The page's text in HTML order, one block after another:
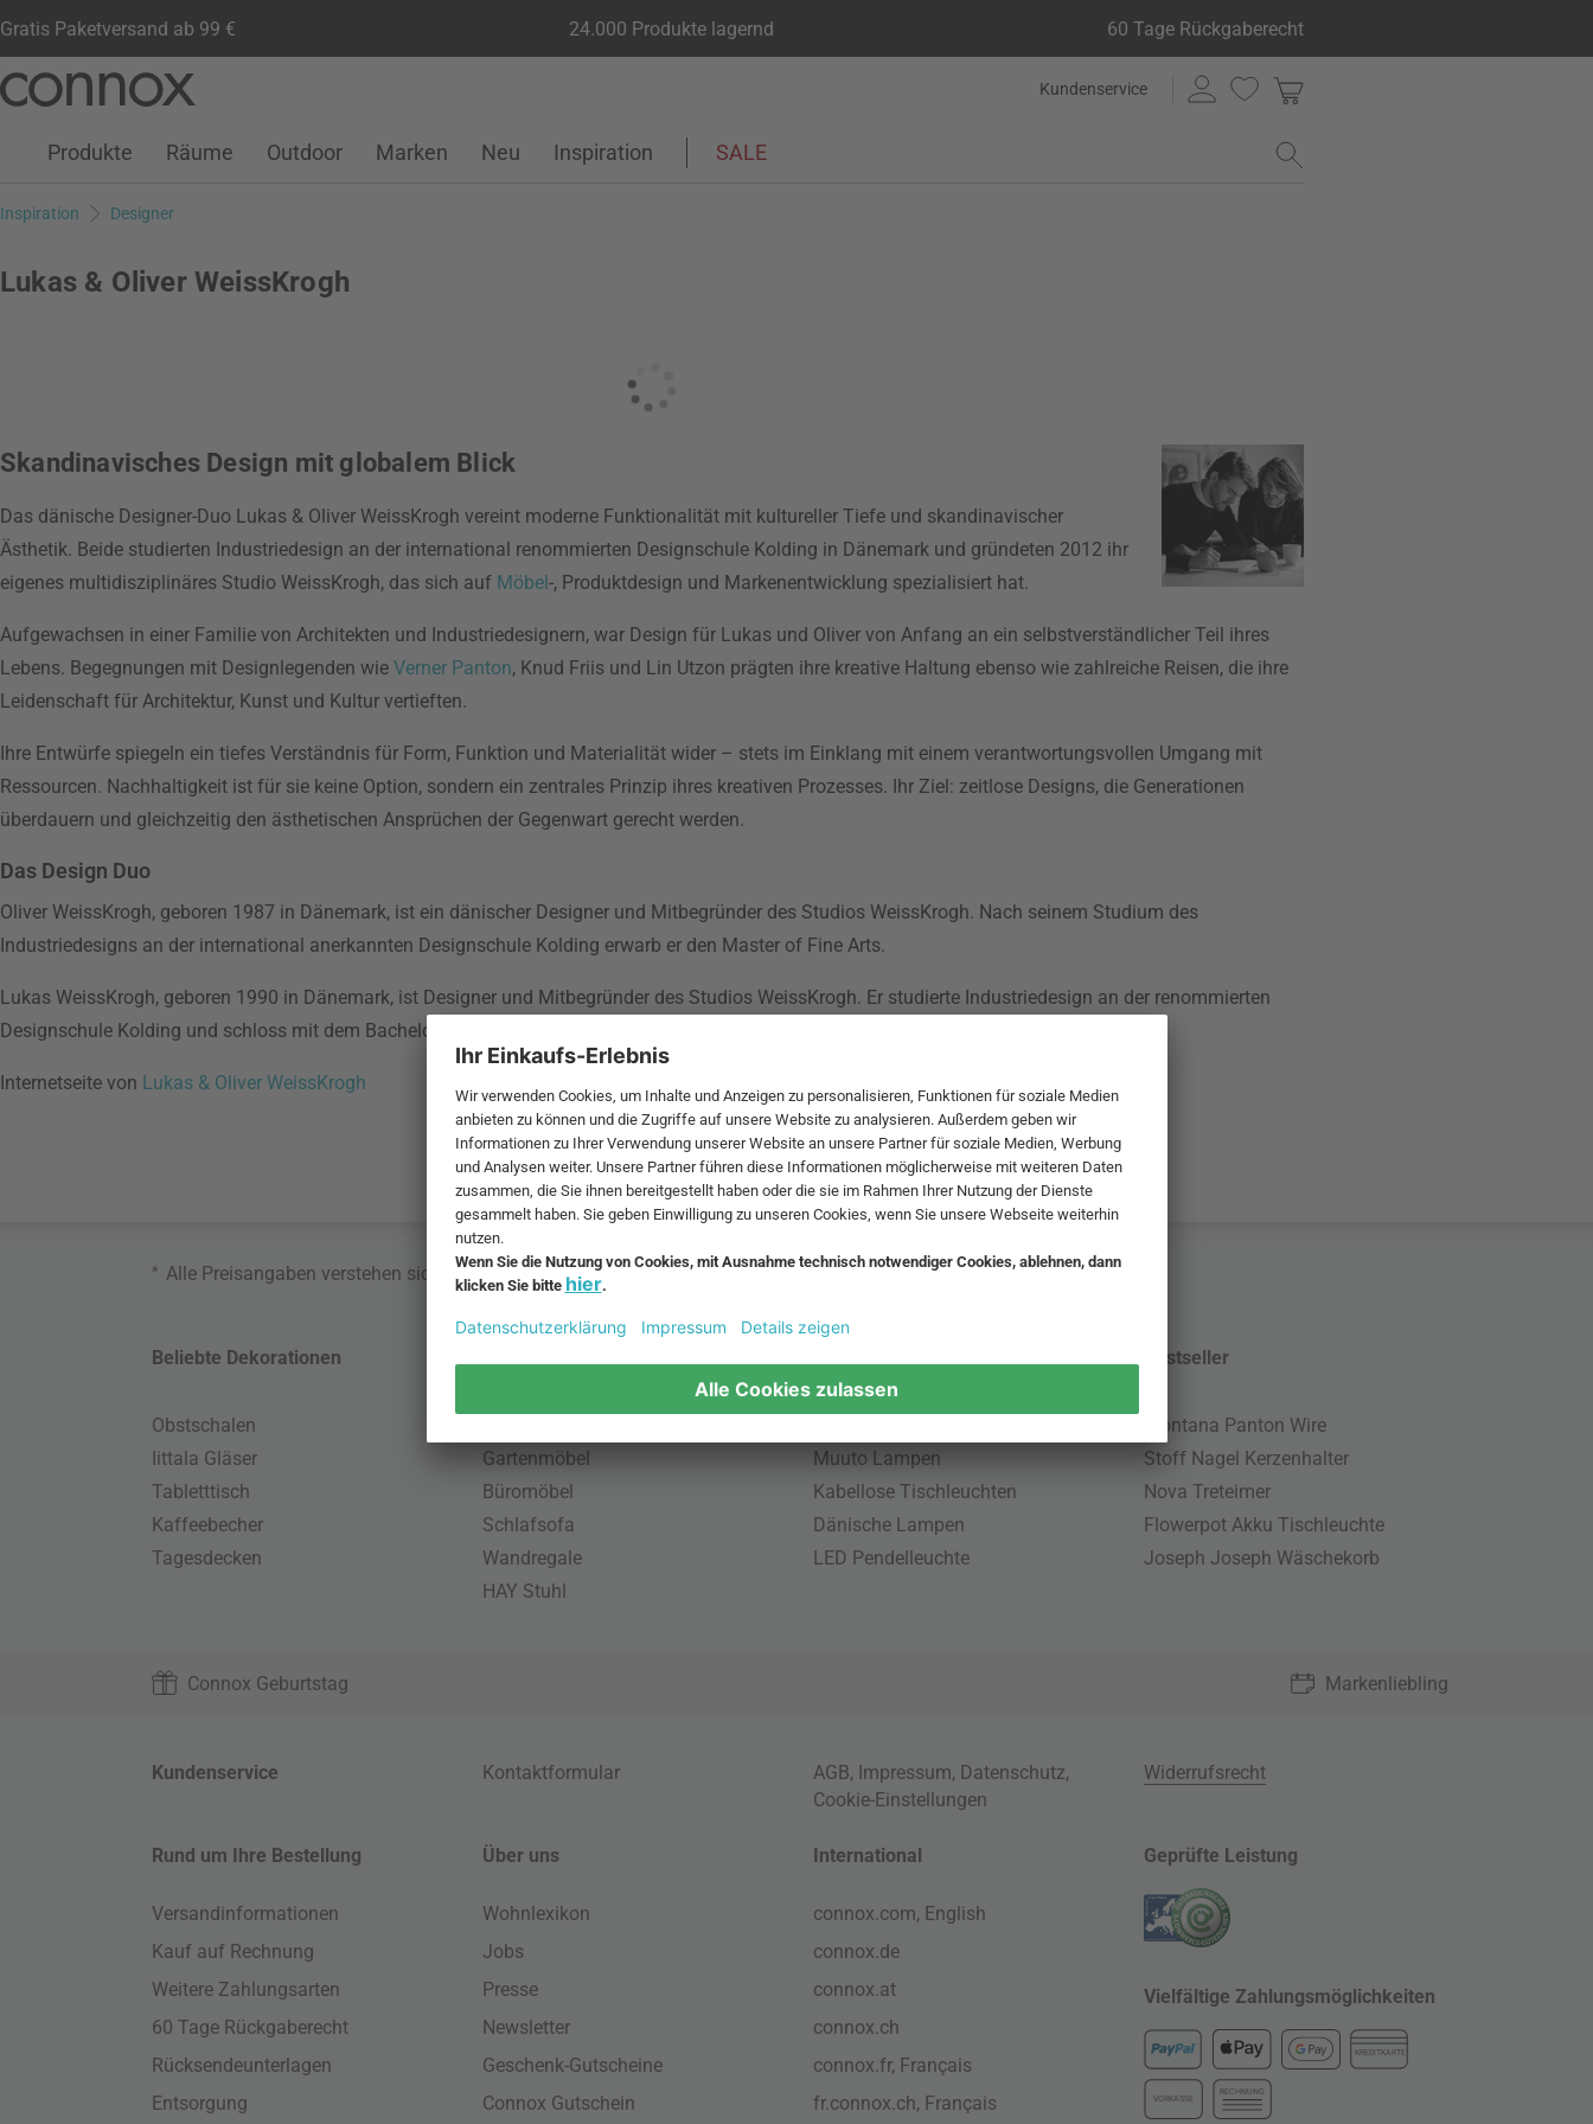
Gratis Paketversand ab 99 € 24.000 Produkte lagernd 60 Tage Rückgaberecht
Seiteninhalt
Suchfeld
Kundenservice
Kundenkonto
Wunschliste
Warenkorb
Produkte Räume Outdoor Marken Neu Inspiration SALE
Inspiration Designer
Lukas & Oliver WeissKrogh
Skandinavisches Design mit globalem Blick
Das dänische Designer-Duo Lukas & Oliver WeissKrogh vereint moderne Funktionalität mit kultureller Tiefe und skandinavischer
Ästhetik. Beide studierten Industriedesign an der international renommierten Designschule Kolding in Dänemark und gründeten 2012 ihr
eigenes multidisziplinäres Studio WeissKrogh, das sich auf Möbel-, Produktdesign und Markenentwicklung spezialisiert hat.
Aufgewachsen in einer Familie von Architekten und Industriedesignern, war Design für Lukas und Oliver von Anfang an ein selbstverständlicher Teil ihres
Lebens. Begegnungen mit Designlegenden wie Verner Panton, Knud Friis und Lin Utzon prägten ihre kreative Haltung ebenso wie zahlreiche Reisen, die ihre
Leidenschaft für Architektur, Kunst und Kultur vertieften.
Ihre Entwürfe spiegeln ein tiefes Verständnis für Form, Funktion und Materialität wider – stets im Einklang mit einem verantwortungsvollen Umgang mit
Ressourcen. Nachhaltigkeit ist für sie keine Option, sondern ein zentrales Prinzip ihres kreativen Prozesses. Ihr Ziel: zeitlose Designs, die Generationen
überdauern und gleichzeitig den ästhetischen Ansprüchen der Gegenwart gerecht werden.
Das Design Duo
Oliver WeissKrogh, geboren 1987 in Dänemark, ist ein dänischer Designer und Mitbegründer des Studios WeissKrogh. Nach seinem Studium des
Industriedesigns an der international anerkannten Designschule Kolding erwarb er den Master of Fine Arts.
Lukas WeissKrogh, geboren 1990 in Dänemark, ist Designer und Mitbegründer des Studios WeissKrogh. Er studierte Industriedesign an der renommierten
Designschule Kolding und schloss mit dem Bachelor of Fine Arts ab.
Internetseite von Lukas & Oliver WeissKrogh
* Alle Preisangaben verstehen sich inklusive MwSt. und zzgl.Versandkosten.
Beliebte Dekorationen
Obstschalen
Iittala Gläser
Tabletttisch
Kaffeebecher
Tagesdecken
Gartenmöbel
Büromöbel
Schlafsofa
Wandregale
HAY Stuhl
Muuto Lampen
Kabellose Tischleuchten
Dänische Lampen
LED Pendelleuchte
Bestseller
Montana Panton Wire
Stoff Nagel Kerzenhalter
Nova Treteimer
Flowerpot Akku Tischleuchte
Joseph Joseph Wäschekorb
Connox Geburtstag Markenliebling
Kundenservice Kontaktformular AGB, Impressum, Datenschutz,
Cookie-Einstellungen
Widerrufsrecht
Rund um Ihre Bestellung
Versandinformationen
Kauf auf Rechnung
Weitere Zahlungsarten
60 Tage Rückgaberecht
Rücksendeunterlagen
Entsorgung
Über uns
Wohnlexikon
Jobs
Presse
Newsletter
Geschenk-Gutscheine
Connox Gutschein
International
connox.com, English
connox.de
connox.at
connox.ch
connox.fr, Français
fr.connox.ch, Français
Geprüfte Leistung
Vielfältige Zahlungsmöglichkeiten
KREDITKARTE
VORKASSE
RECHNUNG